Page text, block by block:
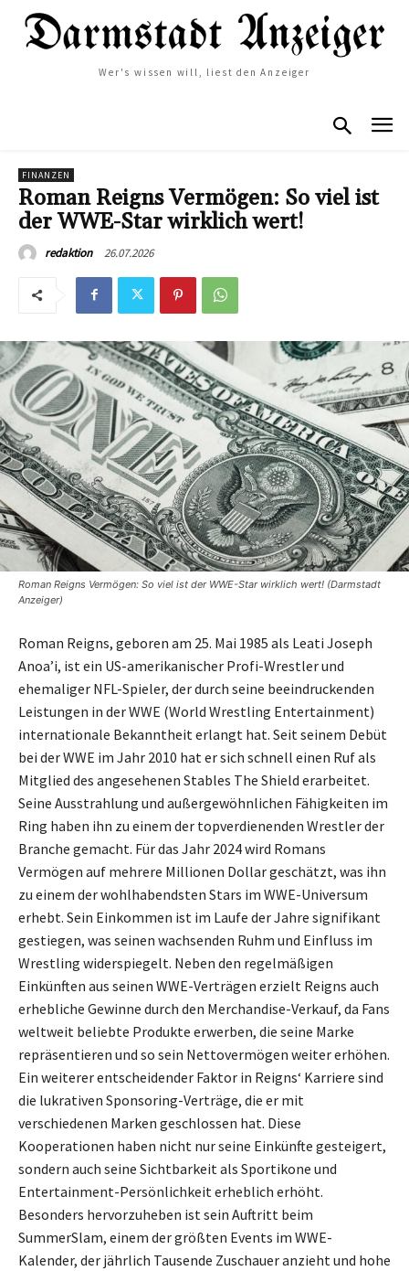
Wer's wissen will, liest den Anzeiger
FINANZEN
Roman Reigns Vermögen: So viel ist
der WWE-Star wirklich wert!
redaktion 26.07.2026
Roman Reigns Vermögen: So viel ist der WWE-Star wirklich wert! (Darmstadt
Anzeiger)
Roman Reigns, geboren am 25. Mai 1985 als Leati Joseph
Anoa’i, ist ein US-amerikanischer Profi-Wrestler und
ehemaliger NFL-Spieler, der durch seine beeindruckenden
Leistungen in der WWE (World Wrestling Entertainment)
internationale Bekanntheit erlangt hat. Seit seinem Debüt
bei der WWE im Jahr 2010 hat er sich schnell einen Ruf als
Mitglied des angesehenen Stables The Shield erarbeitet.
Seine Ausstrahlung und außergewöhnlichen Fähigkeiten im
Ring haben ihn zu einem der topverdienenden Wrestler der
Branche gemacht. Für das Jahr 2024 wird Romans
Vermögen auf mehrere Millionen Dollar geschätzt, was ihn
zu einem der wohlhabendsten Stars im WWE-Universum
erhebt. Sein Einkommen ist im Laufe der Jahre signifikant
gestiegen, was seinen wachsenden Ruhm und Einfluss im
Wrestling widerspiegelt. Neben den regelmäßigen
Einkünften aus seinen WWE-Verträgen erzielt Reigns auch
erhebliche Gewinne durch den Merchandise-Verkauf, da Fans
weltweit beliebte Produkte erwerben, die seine Marke
repräsentieren und so sein Nettovermögen weiter erhöhen.
Ein weiterer entscheidender Faktor in Reigns‘ Karriere sind
die lukrativen Sponsoring-Verträge, die er mit
verschiedenen Marken geschlossen hat. Diese
Kooperationen haben nicht nur seine Einkünfte gesteigert,
sondern auch seine Sichtbarkeit als Sportikone und
Entertainment-Persönlichkeit erheblich erhöht.
Besonders hervorzuheben ist sein Auftritt beim
SummerSlam, einem der größten Events im WWE-
Kalender, der jährlich Tausende Zuschauer anzieht und hohe